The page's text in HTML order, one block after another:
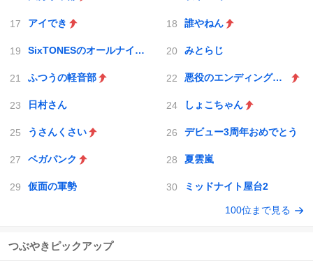
アイでき 誰やねん
SixTONESのオールナイトニッポン みとらじ
ふつうの軽音部 悪役のエンディングは死のみ
日村さん しょこちゃん
うさんくさい デビュー3周年おめでとう
ベガパンク 夏雲嵐
仮面の軍勢 ミッドナイト屋台2
100位まで見る
つぶやきピックアップ